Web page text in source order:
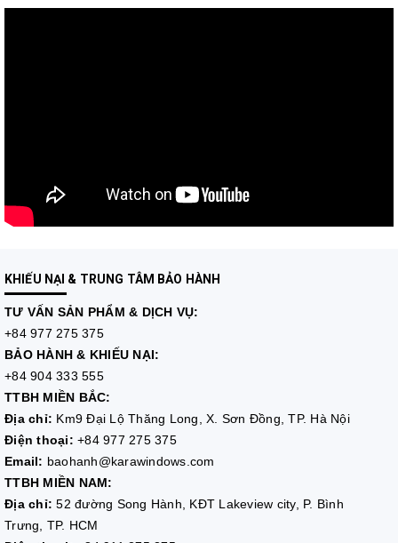
KHIẾU NẠI & TRUNG TÂM BẢO HÀNH
TƯ VẤN SẢN PHẨM & DỊCH VỤ:
+84 977 275 375
BẢO HÀNH & KHIẾU NẠI:
+84 904 333 555
TTBH MIỀN BẮC:
Địa chỉ: Km9 Đại Lộ Thăng Long, X. Sơn Đồng, TP. Hà Nội
Điện thoại: +84 977 275 375
Email: baohanh@karawindows.com
TTBH MIỀN NAM:
Địa chỉ: 52 đường Song Hành, KĐT Lakeview city, P. Bình
Trưng, TP. HCM